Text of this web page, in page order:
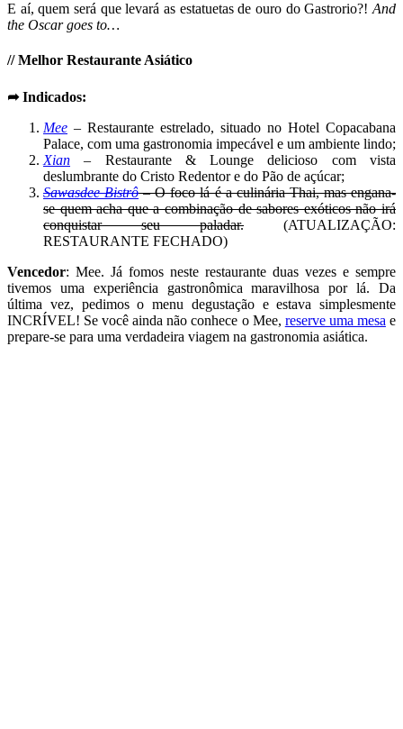
E aí, quem será que levará as estatuetas de ouro do Gastrorio?! And
the Oscar goes to…
// Melhor Restaurante Asiático
➦ Indicados:
Mee – Restaurante estrelado, situado no Hotel Copacabana
Palace, com uma gastronomia impecável e um ambiente lindo;
Xian – Restaurante & Lounge delicioso com vista
deslumbrante do Cristo Redentor e do Pão de açúcar;
Sawasdee Bistrô– O foco lá é a culinária Thai, mas engana-
se quem acha que a combinação de sabores exóticos não irá
conquistar seu paladar. (ATUALIZAÇÃO:
RESTAURANTE FECHADO)
Vencedor: Mee. Já fomos neste restaurante duas vezes e sempre
tivemos uma experiência gastronômica maravilhosa por lá. Da
última vez, pedimos o menu degustação e estava simplesmente
INCRÍVEL! Se você ainda não conhece o Mee, reserve uma mesa e
prepare-se para uma verdadeira viagem na gastronomia asiática.